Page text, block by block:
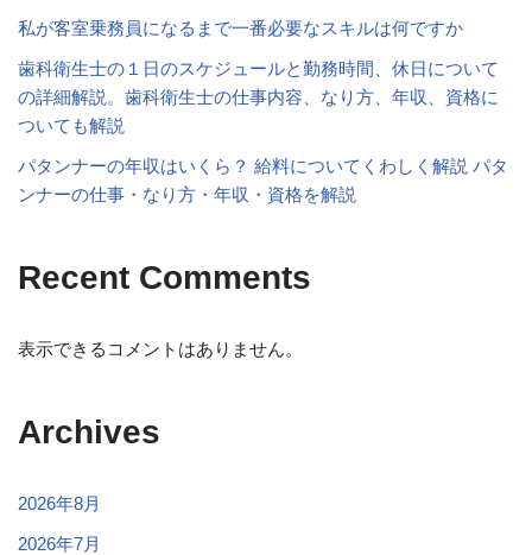
私が客室乗務員になるまで一番必要なスキルは何ですか
歯科衛生士の１日のスケジュールと勤務時間、休日について
の詳細解説。歯科衛生士の仕事内容、なり方、年収、資格に
ついても解説
パタンナーの年収はいくら？ 給料についてくわしく解説 パタ
ンナーの仕事・なり方・年収・資格を解説
Recent Comments
表示できるコメントはありません。
Archives
2026年8月
2026年7月